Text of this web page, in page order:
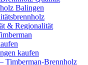
Balingen
& Regionalität
kaufen
Timberman-Brennholz